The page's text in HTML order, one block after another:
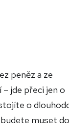
peněz a ze
jde přeci jen o
o
muset do